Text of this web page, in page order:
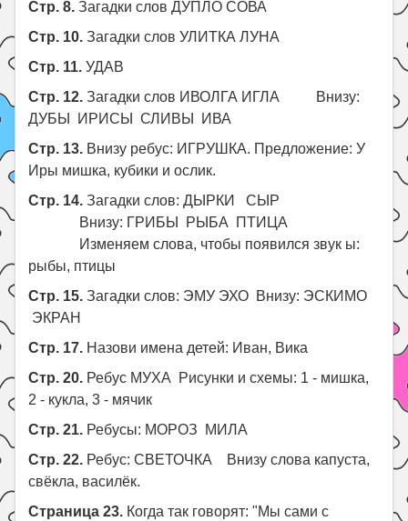
Стр. 8. Загадки слов ДУПЛО СОВА
Стр. 10. Загадки слов УЛИТКА ЛУНА
Стр. 11. УДАВ
Стр. 12. Загадки слов ИВОЛГА ИГЛА Внизу:
ДУБЫ ИРИСЫ СЛИВЫ ИВА
Стр. 13. Внизу ребус: ИГРУШКА. Предложение: У
Иры мишка, кубики и ослик.
Стр. 14. Загадки слов: ДЫРКИ СЫР
Внизу: ГРИБЫ РЫБА ПТИЦА
Изменяем слова, чтобы появился звук ы:
рыбы, птицы
Стр. 15. Загадки слов: ЭМУ ЭХО Внизу: ЭСКИМО
ЭКРАН
Стр. 17. Назови имена детей: Иван, Вика
Стр. 20. Ребус МУХА Рисунки и схемы: 1 - мишка,
2 - кукла, 3 - мячик
Стр. 21. Ребусы: МОРОЗ МИЛА
Стр. 22. Ребус: СВЕТОЧКА Внизу слова капуста,
свёкла, василёк.
Страница 23. Когда так говорят: "Мы сами с